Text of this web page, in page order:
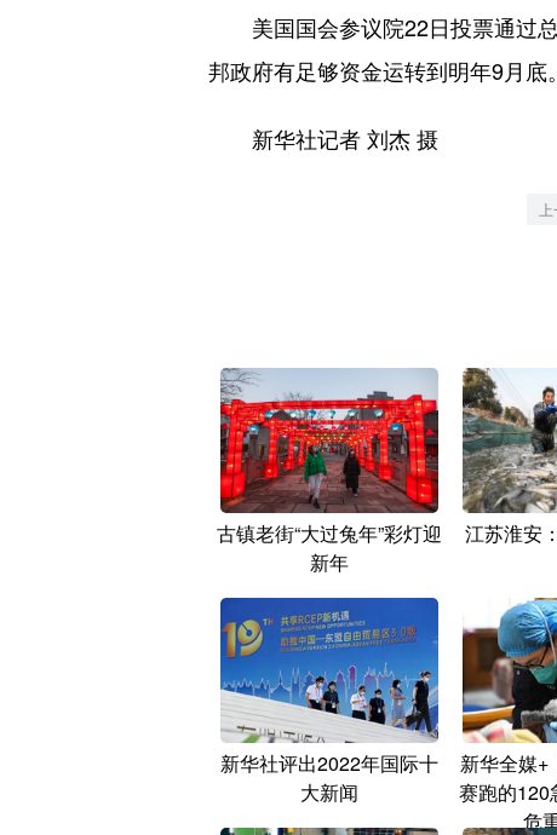
美国国会参议院22日投票通过总
邦政府有足够资金运转到明年9月底。
新华社记者 刘杰 摄
古镇老街“大过兔年”彩灯迎
新年
江苏淮安
新华社评出2022年国际十
大新闻
新华全媒+
赛跑的120
危